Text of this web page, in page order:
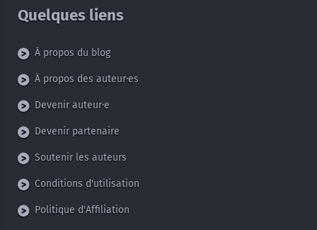
Quelques liens
À propos du blog
À propos des auteur·es
Devenir auteur·e
Devenir partenaire
Soutenir les auteurs
Conditions d'utilisation
Politique d'Affiliation